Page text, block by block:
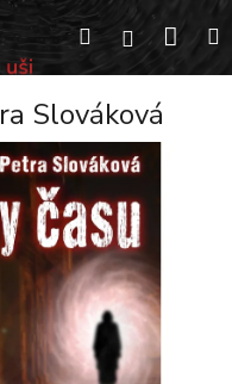
HledatPřihlášení
Slováková